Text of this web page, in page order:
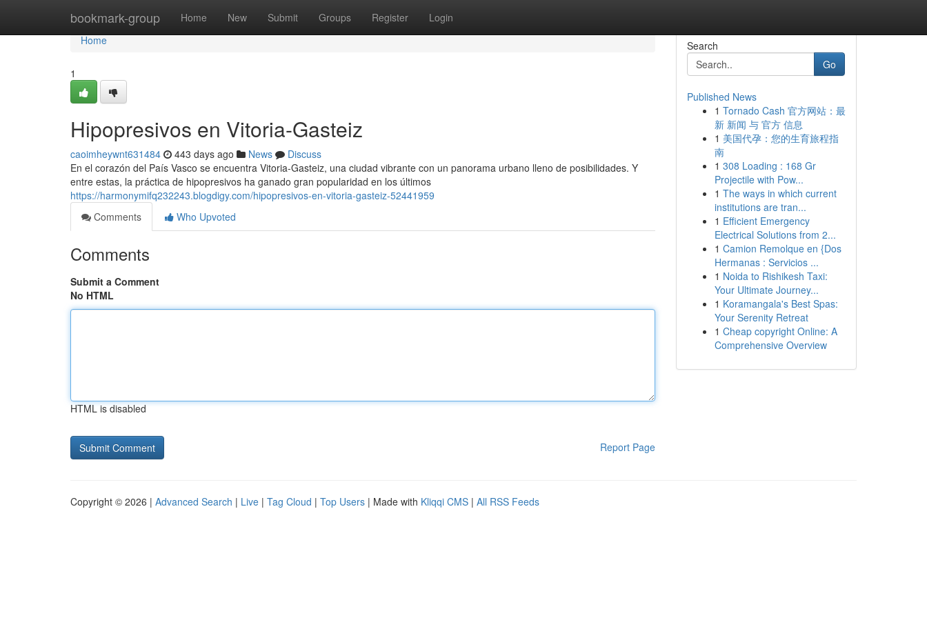
bookmark-group Home New Submit Groups Register Login
Home
Home
1
Hipopresivos en Vitoria-Gasteiz
caoimheywnt631484 443 days ago News
Discuss
En el corazón del País Vasco se encuentra Vitoria-Gasteiz, una ciudad vibrante con un panorama urbano lleno de posibilidades. Y
entre estas, la práctica de hipopresivos ha ganado gran popularidad en los últimos
https://harmonymifq232243.blogdigy.com/hipopresivos-en-vitoria-gasteiz-52441959
Comments
Who Upvoted
Comments
Submit a Comment
No HTML
HTML is disabled
Report Page
Search
Go
Published News
1 Tornado Cash 官方网站：最
新 新闻 与 官方 信息
1 美国代孕：您的生育旅程指
南
1 308 Loading : 168 Gr
Projectile with Pow...
1 The ways in which current
institutions are tran...
1 Efficient Emergency
Electrical Solutions from 2...
1 Camion Remolque en {Dos
Hermanas : Servicios ...
1 Noida to Rishikesh Taxi:
Your Ultimate Journey...
1 Koramangala's Best Spas:
Your Serenity Retreat
1 Cheap copyright Online: A
Comprehensive Overview
Copyright © 2026 | Advanced Search | Live | Tag Cloud | Top Users | Made with Kliqqi CMS | All RSS Feeds